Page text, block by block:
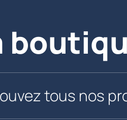
tous nos